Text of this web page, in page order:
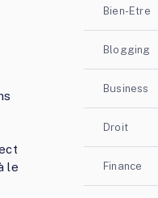
le
Bien-Etre
Blogging
Business
Droit
Finance